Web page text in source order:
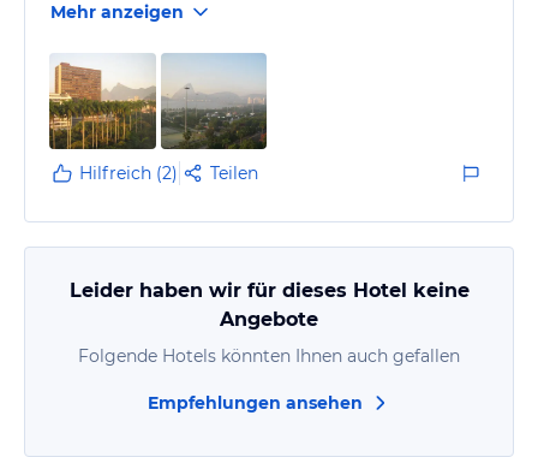
Mehr anzeigen
Hilfreich (2) Teilen
Leider haben wir für dieses Hotel keine
Angebote
Folgende Hotels könnten Ihnen auch gefallen
Empfehlungen ansehen